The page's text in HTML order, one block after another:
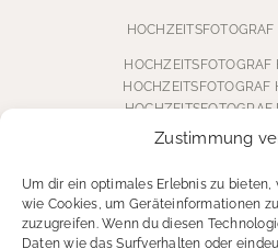
Zustimmung
Um dir ein optimales Erlebnis zu
wie Cookies, um Geräteinformationen
zuzugreifen. Wenn du diesen
Daten wie das Surfverhalten oder
HOCHZEITSFOTOGRAF
HOCHZEITSFOTOGRAF
HOCHZEITSFOTOGRAF
HOCHZEITSFOTOGRAF